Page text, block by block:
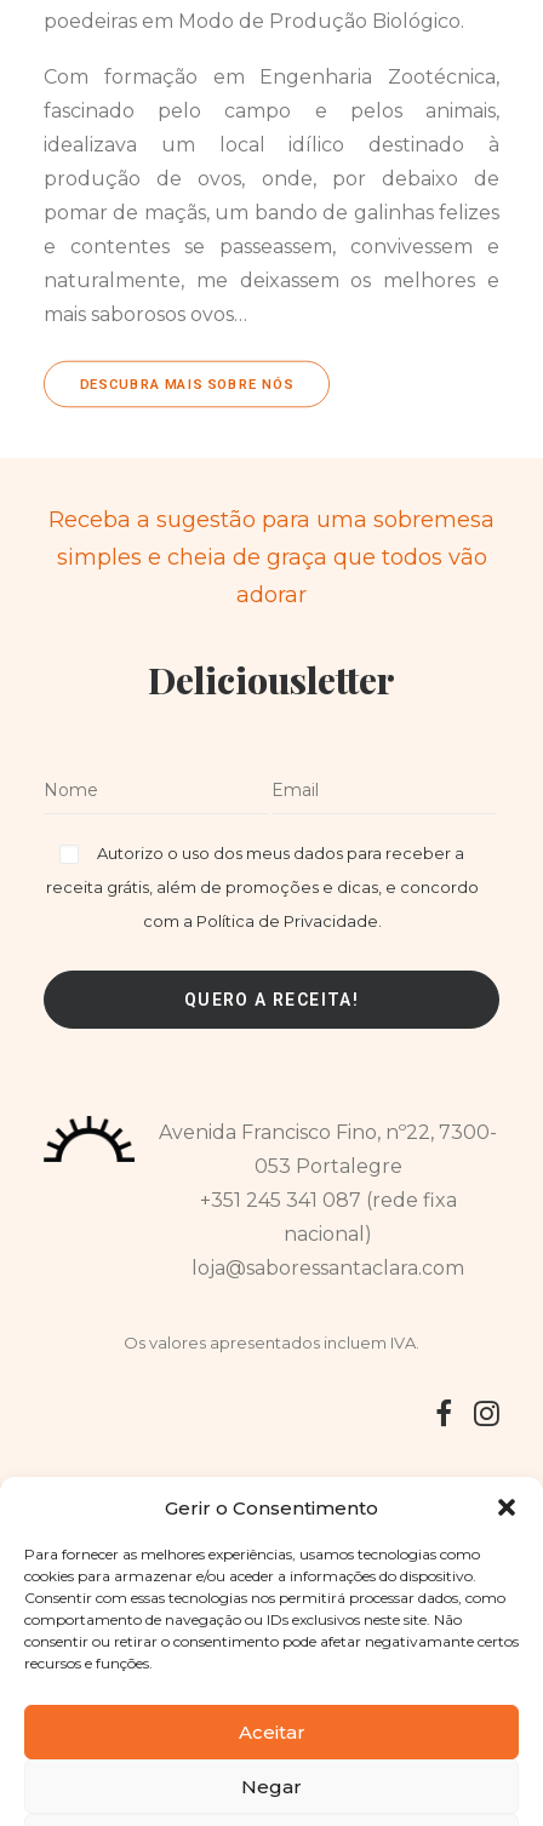
Gerir o Consentimento
Para fornecer as melhores experiências, usamos tecnologias como
cookies para armazenar e/ou aceder a informações do dispositivo.
Consentir com essas tecnologias nos permitirá processar dados, como
comportamento de navegação ou IDs exclusivos neste site. Não
consentir ou retirar o consentimento pode afetar negativamante certos
recursos e funções.
Aceitar
Negar
poedeiras em Modo de Produção Biológico.
Com formação em Engenharia Zootécnica,
fascinado pelo campo e pelos animais,
idealizava um local idílico destinado à
produção de ovos, onde, por debaixo de
pomar de maçãs, um bando de galinhas felizes
e contentes se passeassem, convivessem e
naturalmente, me deixassem os melhores e
mais saborosos ovos…
DESCUBRA MAIS SOBRE NÓS
Receba a sugestão para uma sobremesa
simples e cheia de graça que todos vão
adorar
Deliciousletter
Autorizo o uso dos meus dados para receber a
receita grátis, além de promoções e dicas, e concordo
com a Política de Privacidade.
Avenida Francisco Fino, nº22, 7300-
053 Portalegre
+351 245 341 087 (rede fixa
nacional)
loja@saboressantaclara.com
Os valores apresentados incluem IVA.
Copyright © 2025 Sabores Santa Clara
. Todos os direitos
reservadosPolítica de Privacidade |Termos e condições
Designed byShift Your Branding Agency